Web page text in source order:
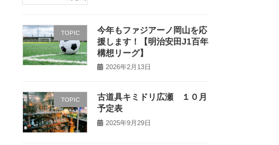
TOPIC
今年もファジアーノ岡山を応
援します！【明治安田J1百年
構想リーグ】
2026年2月13日
TOPIC
古道具キミドリ広瀬 １０月
予定表
2025年9月29日